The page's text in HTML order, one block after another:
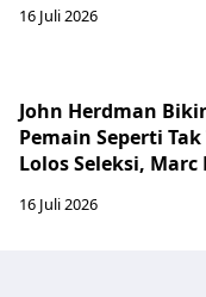
16 Juli 2026
John Herdman
Pemain Seperti
Lolos Seleksi,
16 Juli 2026